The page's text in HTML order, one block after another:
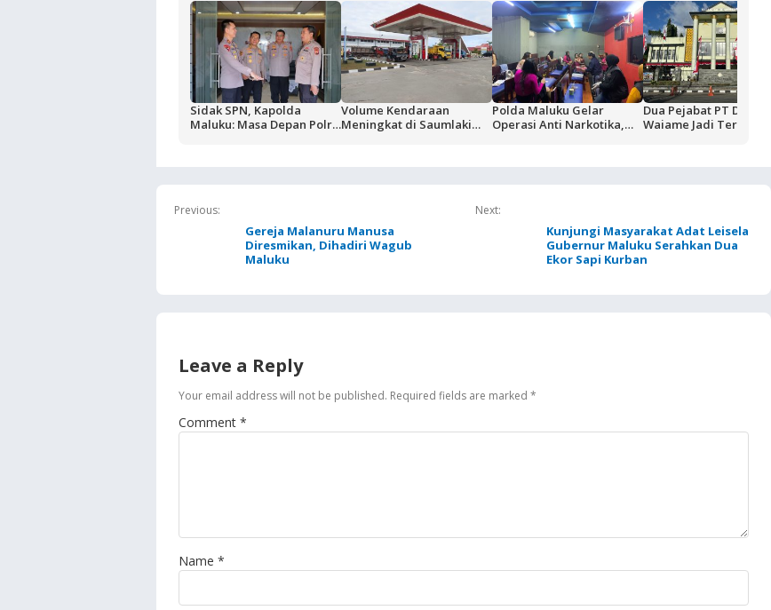
Sidak SPN, Kapolda
Maluku: Masa Depan Polri
Volume Kendaraan
Meningkat di Saumlaki
Polda Maluku Gelar
Operasi Anti Narkotika,
Dua Pejabat PT Dok
Waiame Jadi Tersangka
Previous:
Gereja Malanuru Manusa
Diresmikan, Dihadiri Wagub
Maluku
Next:
Kunjungi Masyarakat Adat Leisela
Gubernur Maluku Serahkan Dua
Ekor Sapi Kurban
Leave a Reply
Your email address will not be published. Required fields are marked *
Comment *
Name *